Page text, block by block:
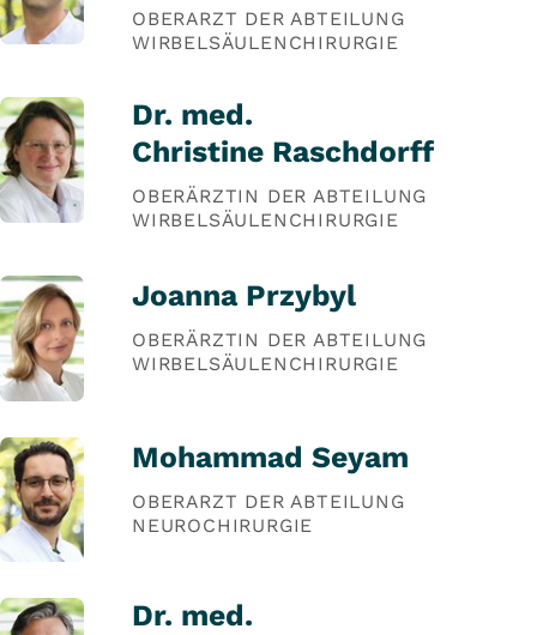
OBERARZT DER ABTEILUNG
WIRBELSÄULENCHIRURGIE
Dr. med.
Christine Raschdorff
OBERÄRZTIN DER ABTEILUNG
WIRBELSÄULENCHIRURGIE
Joanna Przybyl
OBERÄRZTIN DER ABTEILUNG
WIRBELSÄULENCHIRURGIE
Mohammad Seyam
OBERARZT DER ABTEILUNG
NEUROCHIRURGIE
Dr. med.